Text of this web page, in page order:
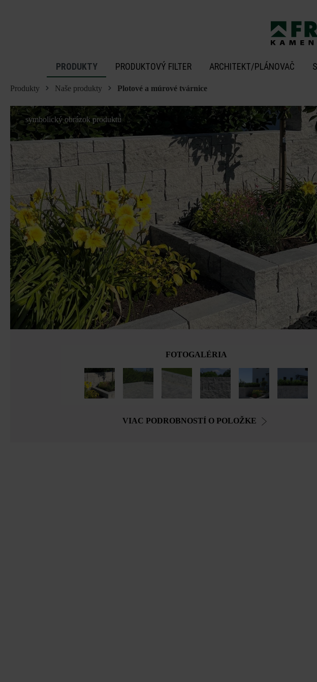
PRODUKTY PRODUKTOVÝ FILTER ARCHITEKT/PLÁNOVAČ
Produkty Naše produkty Plotové a múrové tvárnice
symbolický obrázok produktu
FOTOGALÉRIA
VIAC PODROBNOSTÍ O POLOŽKE